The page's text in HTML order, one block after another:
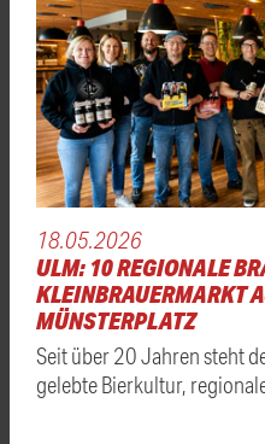
18.05.2026
ULM: 10 REGIONALE
KLEINBRAUERMARKT
MÜNSTERPLATZ
Seit über 20 Jahren steht
gelebte Bierkultur,